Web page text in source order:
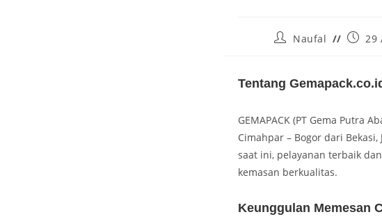
Naufal 29
Tentang
GEMAPACK (PT Gema Putra
Cimahpar – Bogor dari
saat ini, pelayanan terbaik
kemasan berkualitas.
Keunggulan Memesan